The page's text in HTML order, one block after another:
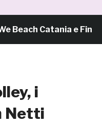
Catania e Finale
i
Netti